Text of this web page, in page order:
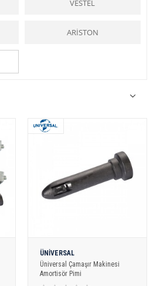
tüm
ve kaliteli ürünlere ulaşabilirsiniz.
VESTEL
ARİSTON
ÜNİVERSAL
Üniversal Çamaşır Makinesi
Amortisör Pimi